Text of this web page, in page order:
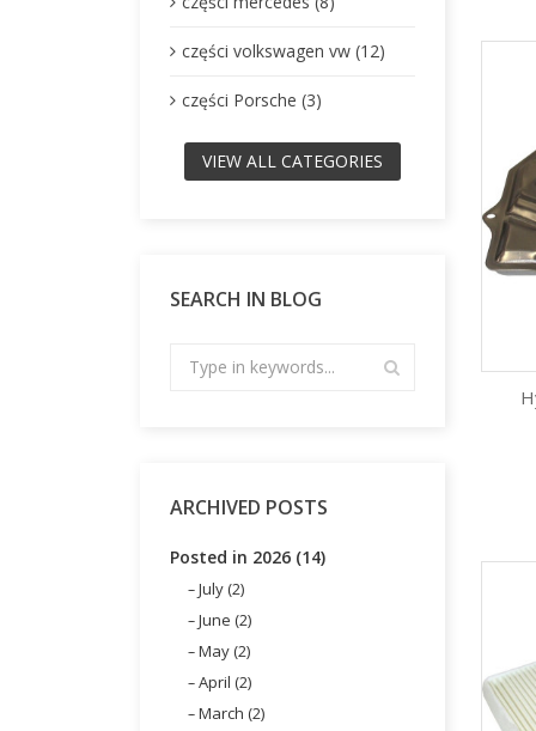
części volkswagen vw (12)
części Porsche (3)
VIEW ALL CATEGORIES
SEARCH IN BLOG
ARCHIVED POSTS
Posted in 2026 (14)
July (2)
June (2)
May (2)
April (2)
March (2)